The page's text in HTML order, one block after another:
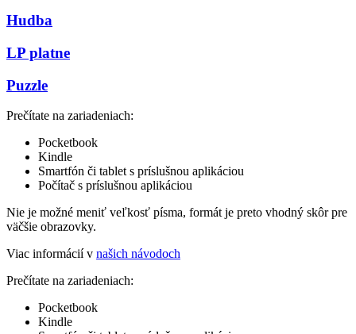
Hudba
LP platne
Puzzle
Prečítate na zariadeniach:
Pocketbook
Kindle
Smartfón či tablet s príslušnou aplikáciou
Počítač s príslušnou aplikáciou
Nie je možné meniť veľkosť písma, formát je preto vhodný skôr pre
väčšie obrazovky.
Viac informácií v našich návodoch
Prečítate na zariadeniach:
Pocketbook
Kindle